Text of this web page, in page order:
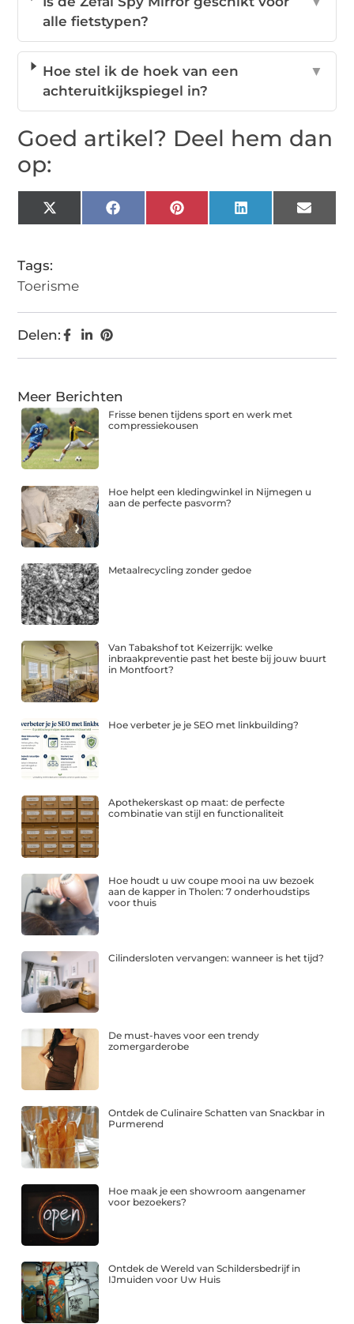
alle fietstypen?
Hoe stel ik de hoek van een
achteruitkijkspiegel in?
▼
Goed artikel? Deel hem dan
op:
X
(Twitter)
FacebookPinterestLinkedIn Email
Tags:
Toerisme
Delen:
Meer Berichten
Frisse benen tijdens sport en werk met
compressiekousen
Hoe helpt een kledingwinkel in Nijmegen u
aan de perfecte pasvorm?
Metaalrecycling zonder gedoe
Van Tabakshof tot Keizerrijk: welke
inbraakpreventie past het beste bij jouw buurt
in Montfoort?
Hoe verbeter je je SEO met linkbuilding?
Apothekerskast op maat: de perfecte
combinatie van stijl en functionaliteit
Hoe houdt u uw coupe mooi na uw bezoek
aan de kapper in Tholen: 7 onderhoudstips
voor thuis
Cilindersloten vervangen: wanneer is het tijd?
De must-haves voor een trendy
zomergarderobe
Ontdek de Culinaire Schatten van Snackbar in
Purmerend
Hoe maak je een showroom aangenamer
voor bezoekers?
Ontdek de Wereld van Schildersbedrijf in
IJmuiden voor Uw Huis